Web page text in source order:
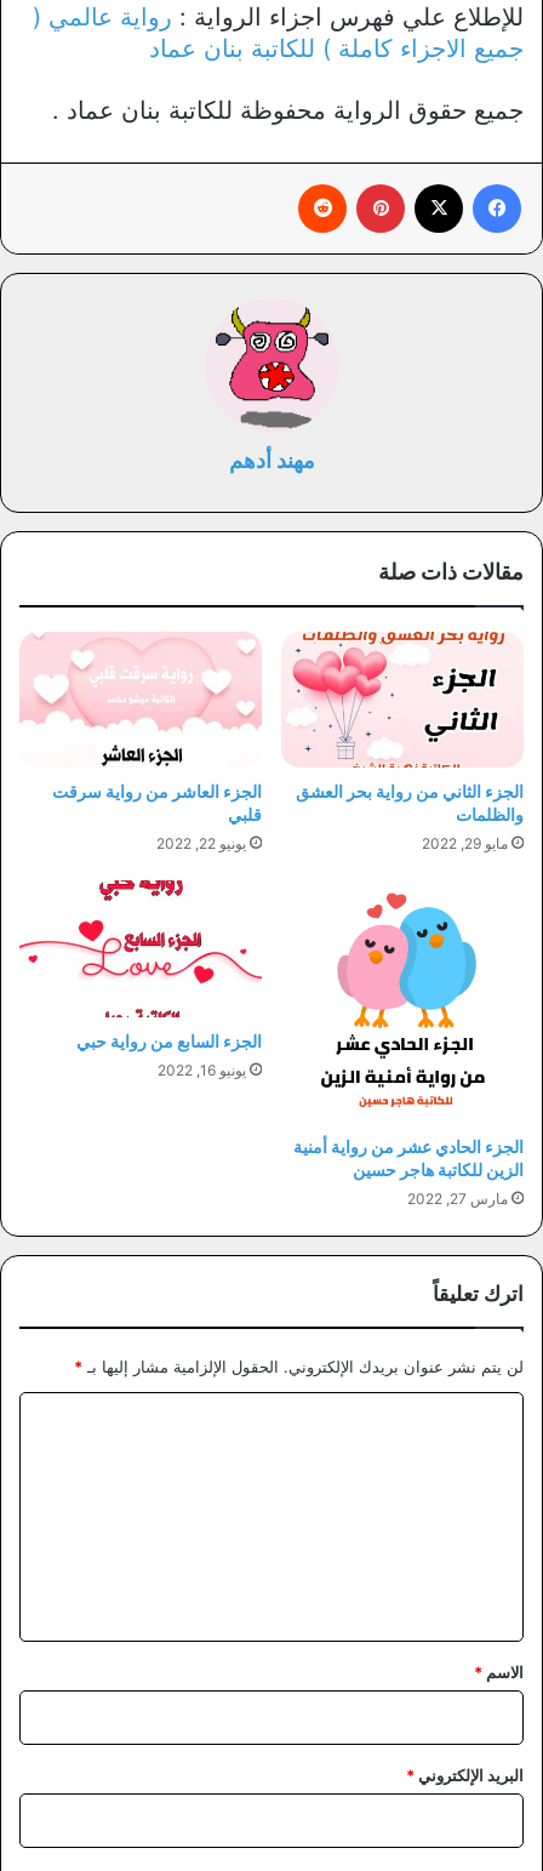
للإطلاع علي فهرس اجزاء الرواية : رواية عالمي (
جميع الاجزاء كاملة ) للكاتبة بنان عماد
جميع حقوق الرواية محفوظة للكاتبة بنان عماد .
مهند أدهم
مقالات ذات صلة
الجزء الثاني من رواية بحر العشق
والظلمات
مايو 29, 2022
الجزء العاشر من رواية سرقت
قلبي
يونيو 22, 2022
الجزء الحادي عشر من رواية أمنية
الزين للكاتبة هاجر حسين
مارس 27, 2022
الجزء السابع من رواية حبي
يونيو 16, 2022
اترك تعليقاً
لن يتم نشر عنوان بريدك الإلكتروني. الحقول الإلزامية مشار إليها بـ*
*
الاسم *
البريد الإلكتروني*